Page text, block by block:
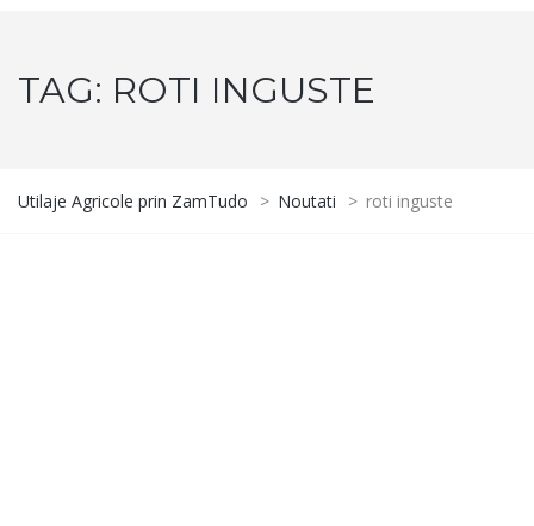
TAG: ROTI INGUSTE
Utilaje Agricole prin ZamTudo > Noutati > roti inguste